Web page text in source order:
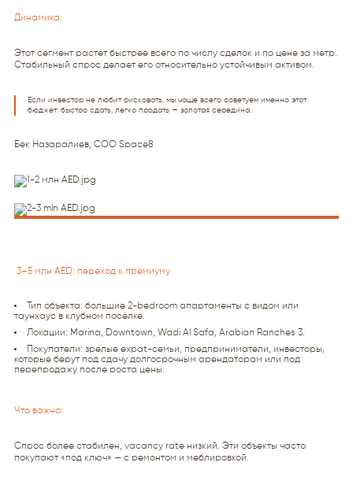
Динамика:
Этот сегмент растет быстрее всего по числу сделок и по цене за метр.
Стабильный спрос делает его относительно устойчивым активом.
Если инвестор не любит рисковать, мы чаще всего советуем именно этот
бюджет: быстро сдать, легко продать — золотая середина.
Бек Назаралиев, COO Space8
3–5 млн AED: переход к премиуму
Тип объекта: большие 2-bedroom апартаменты с видом или
таунхаус в клубном посёлке.
Локации: Marina, Downtown, Wadi Al Safa, Arabian Ranches 3.
Покупатели: зрелые expat-семьи, предприниматели, инвесторы,
которые берут под сдачу долгосрочным арендаторам или под
перепродажу после роста цены.
Что важно:
Спрос более стабилен, vacancy rate низкий. Эти объекты часто
покупают «под ключ» — с ремонтом и меблировкой.